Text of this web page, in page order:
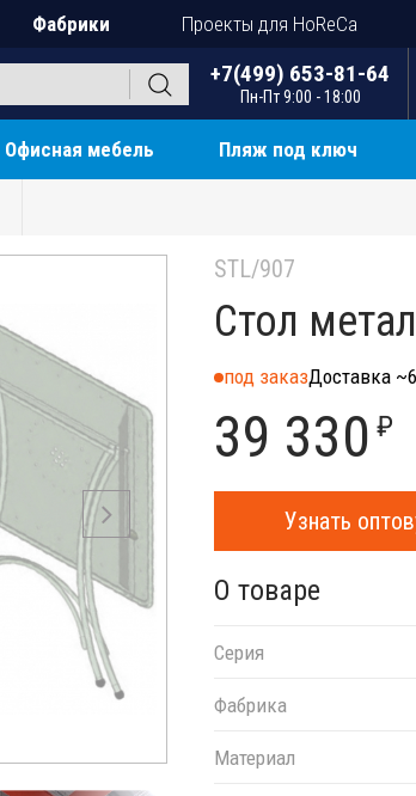
Фабрики Проекты для HoReCa
+7(499) 653-81-64
Пн-Пт 9:00 - 18:00
Офисная мебель Пляж под ключ
STL/907
Стол
под заказДоставка
39 330 ₽
Узнать
О товаре
Серия
Фабрика
Материал